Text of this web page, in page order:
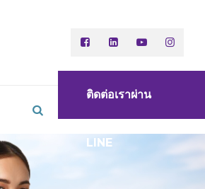
ติดต่อเราผ่าน
LINE